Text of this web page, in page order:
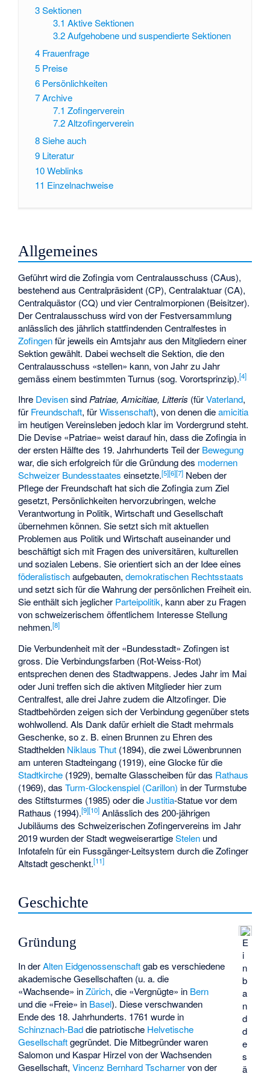
3Sektionen
3.1 Aktive Sektionen
3.2 Aufgehobene und suspendierte Sektionen
4 Frauenfrage
5 Preise
6 Persönlichkeiten
7Archive
7.1 Zofingerverein
7.2 Altzofingerverein
8Siehe auch
9 Literatur
10Weblinks
11 Einzelnachweise
Allgemeines
Geführt wird die Zofingia vom Centralausschuss (CAus),
bestehend aus Centralpräsident (CP), Centralaktuar (CA),
Centralquästor (CQ) und vier Centralmorpionen (Beisitzer).
Der Centralausschuss wird von der Festversammlung
anlässlich des jährlich stattfindenden Centralfestes in
Zofingenfür jeweils ein Amtsjahr aus den Mitgliedern einer
Sektion gewählt. Dabei wechselt die Sektion, die den
Centralausschuss «stellen» kann, von Jahr zu Jahr
gemäss einem bestimmten Turnus (sog. Vorortsprinzip).[4]
Ihre DevisensindPatriae, Amicitiae, Litteris (fürVaterland,
für Freundschaft, fürWissenschaft), von denen dieamicitia
im heutigen Vereinsleben jedoch klar im Vordergrund steht.
Die Devise «Patriae» weist darauf hin, dass die Zofingia in
der ersten Hälfte des 19. Jahrhunderts Teil der Bewegung
war, die sich erfolgreich für die Gründung des modernen
Schweizer Bundesstaates einsetzte.[5][6][7] Neben der
Pflege der Freundschaft hat sich die Zofingia zum Ziel
gesetzt, Persönlichkeiten hervorzubringen, welche
Verantwortung in Politik, Wirtschaft und Gesellschaft
übernehmen können. Sie setzt sich mit aktuellen
Problemen aus Politik und Wirtschaft auseinander und
beschäftigt sich mit Fragen des universitären, kulturellen
und sozialen Lebens. Sie orientiert sich an der Idee eines
föderalistischaufgebauten,demokratischen Rechtsstaats
und setzt sich für die Wahrung der persönlichen Freiheit ein.
Sie enthält sich jeglicher Parteipolitik, kann aber zu Fragen
von schweizerischem öffentlichem Interesse Stellung
nehmen.[8]
Die Verbundenheit mit der «Bundesstadt» Zofingen ist
gross. Die Verbindungsfarben (Rot-Weiss-Rot)
entsprechen denen des Stadtwappens. Jedes Jahr im Mai
oder Juni treffen sich die aktiven Mitglieder hier zum
Centralfest, alle drei Jahre zudem die Altzofinger. Die
Stadtbehörden zeigen sich der Verbindung gegenüber stets
wohlwollend. Als Dank dafür erhielt die Stadt mehrmals
Geschenke, so z. B. einen Brunnen zu Ehren des
Stadthelden Niklaus Thut (1894), die zwei Löwenbrunnen
am unteren Stadteingang (1919), eine Glocke für die
Stadtkirche (1929), bemalte Glasscheiben für das Rathaus
(1969), dasTurm-Glockenspiel (Carillon) in der Turmstube
des Stiftsturmes (1985) oder dieJustitia-Statue vor dem
Rathaus (1994).[9][10] Anlässlich des 200-jährigen
Jubiläums des Schweizerischen Zofingervereins im Jahr
2019 wurden der Stadt wegweiserartigeStelen und
Infotafeln für ein Fussgänger-Leitsystem durch die Zofinger
Altstadt geschenkt.[11]
Geschichte
E
i
n
b
a
n
d
d
e
s
ä
Gründung
In derAlten Eidgenossenschaftgab es verschiedene
akademische Gesellschaften (u. a. die
«Wachsende» inZürich, die «Vergnügte» in Bern
und die «Freie» in Basel). Diese verschwanden
Ende des 18. Jahrhunderts. 1761 wurde in
Schinznach-Baddie patriotische Helvetische
Gesellschaftgegründet. Die Mitbegründer waren
Salomon und Kaspar Hirzel von der Wachsenden
Gesellschaft,Vincenz Bernhard Tscharnervon der